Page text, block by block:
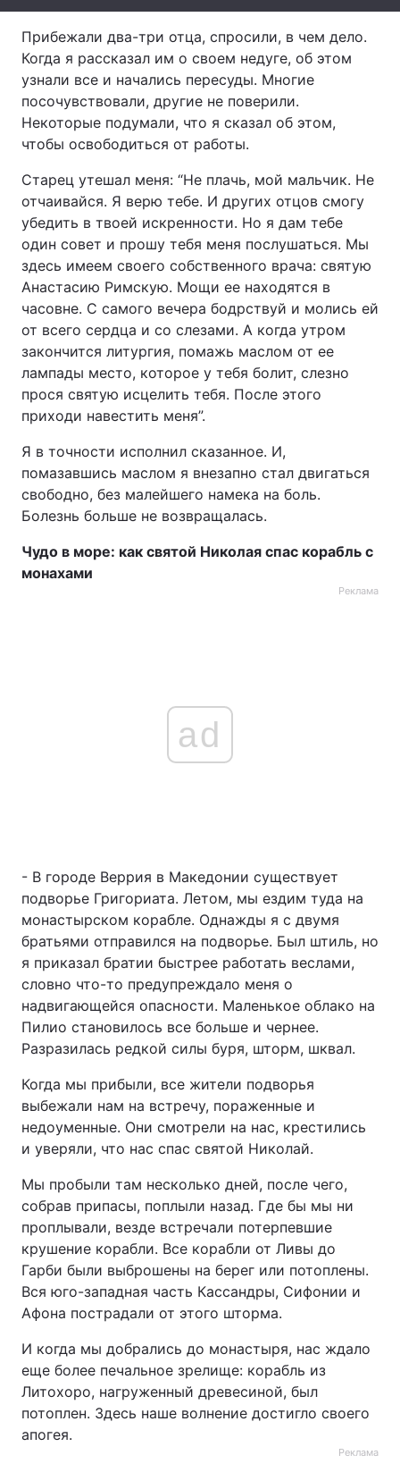
Архів Вакансії
Контакти
Послуги
Тема оформлення
Прибежали два-три отца, спросили, в чем дело.
Когда я рассказал им о своем недуге, об этом
узнали все и начались пересуды. Многие
посочувствовали, другие не поверили.
Некоторые подумали, что я сказал об этом,
чтобы освободиться от работы.
Старец утешал меня: “Не плачь, мой мальчик. Не
отчаивайся. Я верю тебе. И других отцов смогу
убедить в твоей искренности. Но я дам тебе
один совет и прошу тебя меня послушаться. Мы
здесь имеем своего собственного врача: святую
Анастасию Римскую. Мощи ее находятся в
часовне. С самого вечера бодрствуй и молись ей
от всего сердца и со слезами. А когда утром
закончится литургия, помажь маслом от ее
лампады место, которое у тебя болит, слезно
прося святую исцелить тебя. После этого
приходи навестить меня”.
Я в точности исполнил сказанное. И,
помазавшись маслом я внезапно стал двигаться
свободно, без малейшего намека на боль.
Болезнь больше не возвращалась.
Чудо в море: как святой Николая спас корабль с
монахами
Реклама
ad
- В городе Веррия в Македонии существует
подворье Григориата. Летом, мы ездим туда на
монастырском корабле. Однажды я с двумя
братьями отправился на подворье. Был штиль, но
я приказал братии быстрее работать веслами,
словно что-то предупреждало меня о
надвигающейся опасности. Маленькое облако на
Пилио становилось все больше и чернее.
Разразилась редкой силы буря, шторм, шквал.
Когда мы прибыли, все жители подворья
выбежали нам на встречу, пораженные и
недоуменные. Они смотрели на нас, крестились
и уверяли, что нас спас святой Николай.
Мы пробыли там несколько дней, после чего,
собрав припасы, поплыли назад. Где бы мы ни
проплывали, везде встречали потерпевшие
крушение корабли. Все корабли от Ливы до
Гарби были выброшены на берег или потоплены.
Вся юго-западная часть Кассандры, Сифонии и
Афона пострадали от этого шторма.
И когда мы добрались до монастыря, нас ждало
еще более печальное зрелище: корабль из
Литохоро, нагруженный древесиной, был
потоплен. Здесь наше волнение достигло своего
апогея.
Реклама